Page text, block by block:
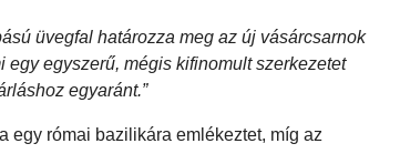
üvegfal határozza meg az új vásárcsarnok
egyszerű, mégis kifinomult szerkezetet
egyaránt.”
egy római bazilikára emlékeztet, míg az